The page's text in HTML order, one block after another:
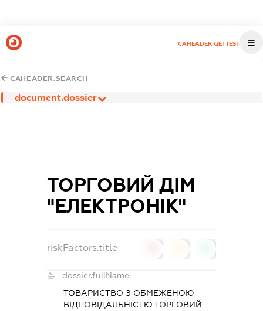
CAHEADER.GETTEST
CAHEADER.SEARCH
document.dossier
ТОРГОВИЙ ДІМ
"ЕЛЕКТРОНІК"
riskFactors.title
dossier.fullName:
ТОВАРИСТВО З ОБМЕЖЕНОЮ
ВІДПОВІДАЛЬНІСТЮТОРГОВИЙ